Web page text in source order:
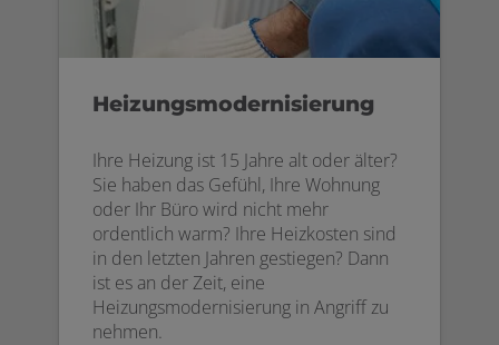
Heizungsmodernisierung
Ihre Heizung ist 15 Jahre alt oder älter?
Sie haben das Gefühl, Ihre Wohnung
oder Ihr Büro wird nicht mehr
ordentlich warm? Ihre Heizkosten sind
in den letzten Jahren gestiegen? Dann
ist es an der Zeit, eine
Heizungsmodernisierung in Angriff zu
nehmen.